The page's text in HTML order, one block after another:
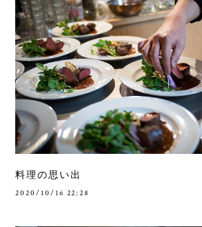
料理の思い出
2020/10/16 22:28